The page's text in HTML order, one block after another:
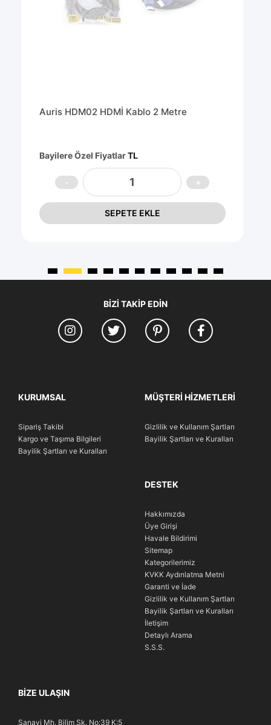
Auris HDM02 HDMİ Kablo 2 Metre
Bayilere Özel FiyatlarTL
SEPETE EKLE
BIZI TAKIP EDIN
KURUMSAL
Sipariş Takibi
Kargo ve Taşıma Bilgileri
Bayilik Şartları ve Kuralları
MÜŞTERI HIZMETLERI
Gizlilik ve Kullanım Şartları
Bayilik Şartları ve Kuralları
DESTEK
Hakkımızda
Üye Girişi
Havale Bildirimi
Sitemap
Kategorilerimiz
KVKK Aydınlatma Metni
Garanti ve İade
Gizlilik ve Kullanım Şartları
Bayilik Şartları ve Kuralları
İletişim
Detaylı Arama
S.S.S.
BIZE ULAŞIN
Sanayi Mh. Bilim Sk. No:39 K:5